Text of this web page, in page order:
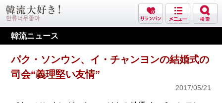
韓流ニュース
パク・ソンウン、イ・チャンヨンの結婚式の
司会“義理堅い友情”
2017/05/21